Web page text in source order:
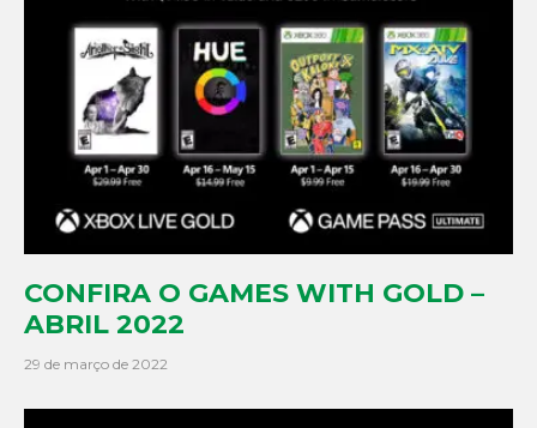
CONFIRA O GAMES WITH GOLD –
ABRIL 2022
29 de março de 2022